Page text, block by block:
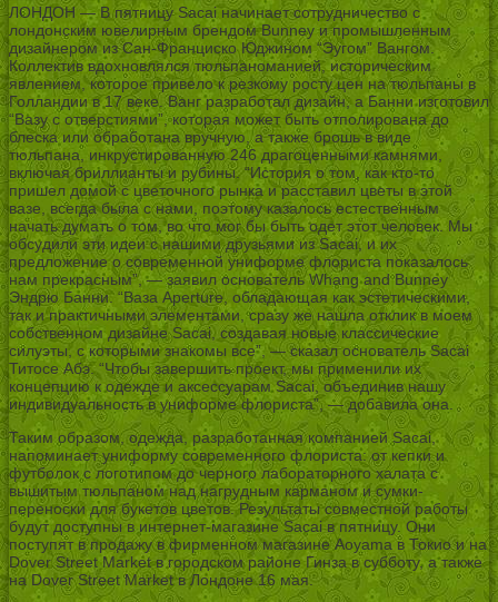
ЛОНДОН — В пятницу Sacai начинает сотрудничество с
лондонским ювелирным брендом Bunney и промышленным
дизайнером из Сан-Франциско Юджином “Эугом” Вангом.
Коллектив вдохновлялся тюльпаноманией, историческим
явлением, которое привело к резкому росту цен на тюльпаны в
Голландии в 17 веке. Ванг разработал дизайн, а Банни изготовил
“Вазу с отверстиями”, которая может быть отполирована до
блеска или обработана вручную, а также брошь в виде
тюльпана, инкрустированную 246 драгоценными камнями,
включая бриллианты и рубины. “История о том, как кто-то
пришел домой с цветочного рынка и расставил цветы в этой
вазе, всегда была с нами, поэтому казалось естественным
начать думать о том, во что мог бы быть одет этот человек. Мы
обсудили эти идеи с нашими друзьями из Sacai, и их
предложение о современной униформе флориста показалось
нам прекрасным”, — заявил основатель Whang and Bunney
Эндрю Банни. “Ваза Aperture, обладающая как эстетическими,
так и практичными элементами, сразу же нашла отклик в моем
собственном дизайне Sacai, создавая новые классические
силуэты, с которыми знакомы все”, — сказал основатель Sacai
Титосе Абэ. “Чтобы завершить проект, мы применили их
концепцию к одежде и аксессуарам Sacai, объединив нашу
индивидуальность в униформе флориста”, — добавила она.
Таким образом, одежда, разработанная компанией Sacai,
напоминает униформу современного флориста: от кепки и
футболок с логотипом до черного лабораторного халата с
вышитым тюльпаном над нагрудным карманом и сумки-
переноски для букетов цветов. Результаты совместной работы
будут доступны в интернет-магазине Sacai в пятницу. Они
поступят в продажу в фирменном магазине Aoyama в Токио и на
Dover Street Market в городском районе Гинза в субботу, а также
на Dover Street Market в Лондоне 16 мая.